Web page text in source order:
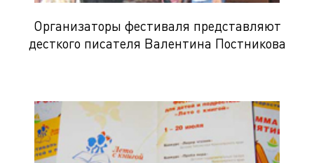
Организаторы фестиваля представляют
десткого писателя Валентина Постникова